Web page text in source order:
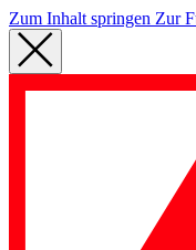
Zum Inhalt springen Zur